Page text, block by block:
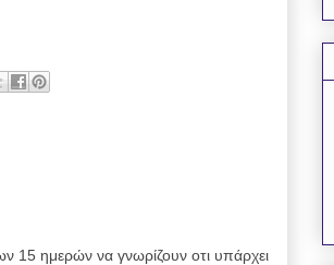
15 ημερών να γνωρίζουν οτι υπάρχει